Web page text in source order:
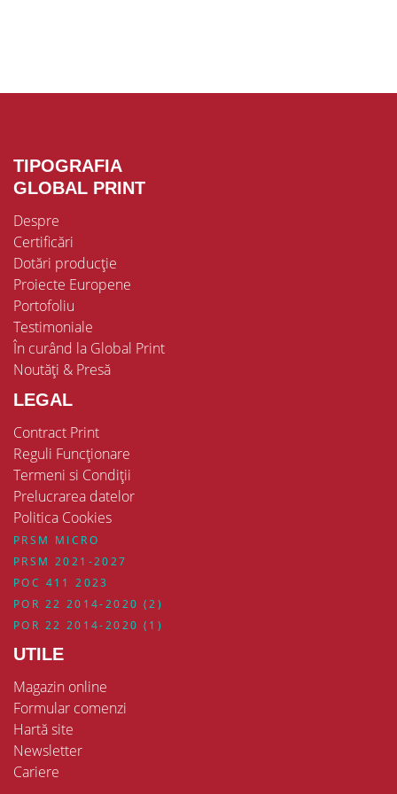
TIPOGRAFIA
GLOBAL PRINT
Despre
Certificări
Dotări producție
Proiecte Europene
Portofoliu
Testimoniale
În curând la Global Print
Noutăți & Presă
LEGAL
Contract Print
Reguli Funcționare
Termeni si Condiții
Prelucrarea datelor
Politica Cookies
PRSM MICRO
PRSM 2021-2027
POC 411 2023
POR 22 2014-2020 (2)
POR 22 2014-2020 (1)
UTILE
Magazin online
Formular comenzi
Hartă site
Newsletter
Cariere